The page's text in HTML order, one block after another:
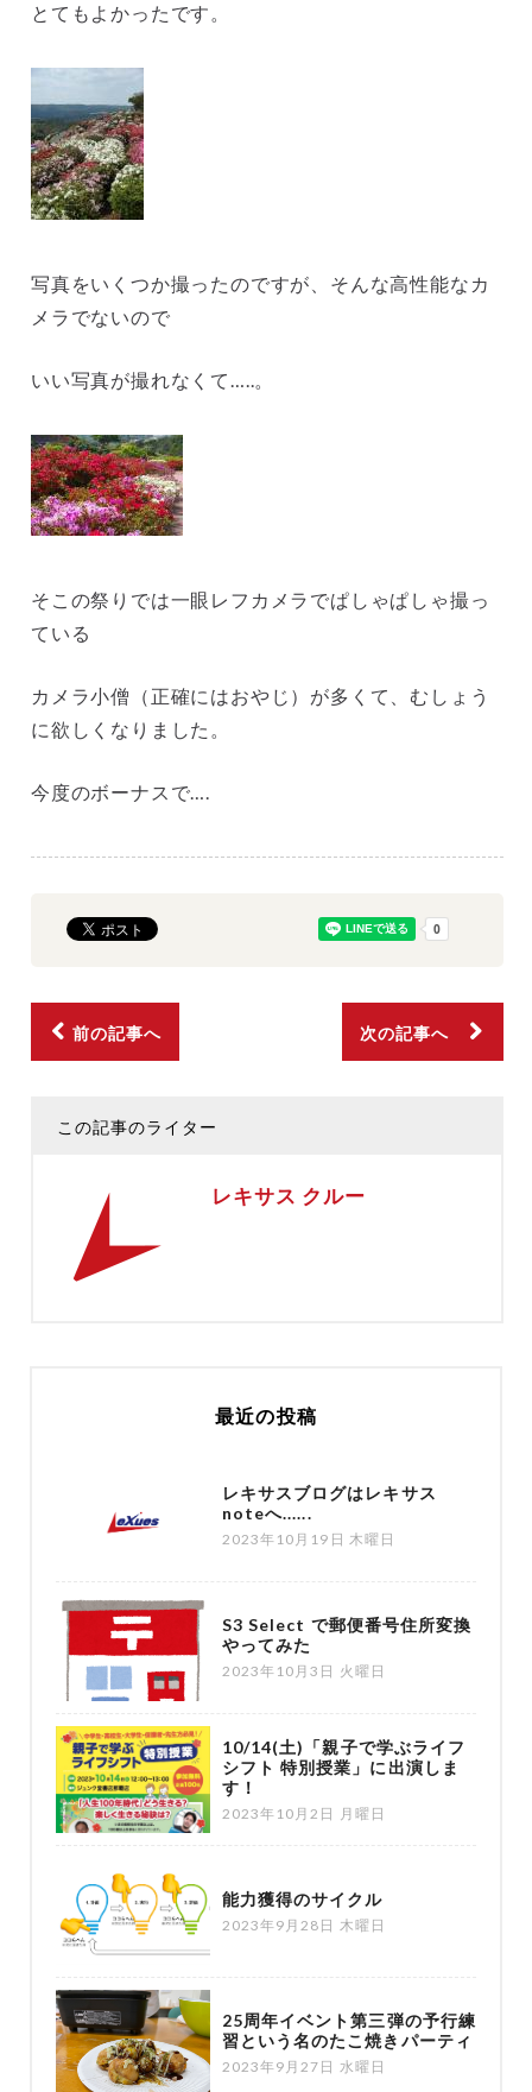
とてもよかったです。
写真をいくつか撮ったのですが、そんな高性能なカ
メラでないので
いい写真が撮れなくて…..。
そこの祭りでは一眼レフカメラでぱしゃぱしゃ撮っ
ている
カメラ小僧（正確にはおやじ）が多くて、むしょう
に欲しくなりました。
今度のボーナスで….
前の記事へ 次の記事へ
この記事のライター
レキサス クルー
最近の投稿
レキサスブログはレキサス
noteへ......
2023年10月19日 木曜日
S3 Select で郵便番号住所変換
やってみた
2023年10月3日 火曜日
10/14(土)「親子で学ぶライフ
シフト 特別授業」に出演しま
す！
2023年10月2日 月曜日
能力獲得のサイクル
2023年9月28日 木曜日
25周年イベント第三弾の予行練
習という名のたこ焼きパーティ
2023年9月27日 水曜日